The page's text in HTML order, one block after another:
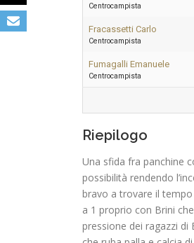
Centrocampista
Fracassetti Carlo
Centrocampista
Fumagalli Emanuele
Centrocampista
Riepilogo
Una sfida fra panchine
possibilità rendendo
bravo a trovare il tempo
a 1 proprio con Brini
pressione dei ragazzi